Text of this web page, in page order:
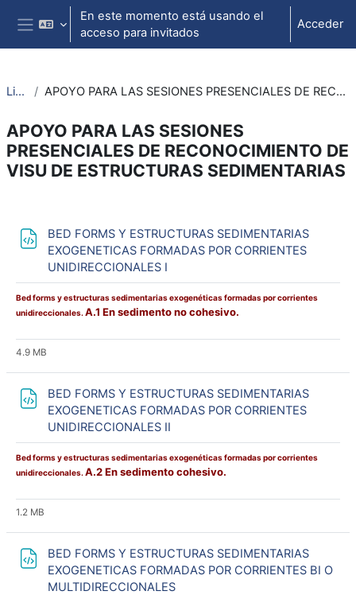
Salta al contenido principal
Panel lateral
En este momento está usando el
acceso para invitados
Acceder
Litoteca APOYO PARA LAS SESIONES PRESENCIALES DE RECONOCIMIENTO DE VISU DE ESTRUCTURAS SEDIMENTARIAS
APOYO PARA LAS SESIONES
PRESENCIALES DE RECONOCIMIENTO DE
VISU DE ESTRUCTURAS SEDIMENTARIAS
BED FORMS Y ESTRUCTURAS SEDIMENTARIAS
EXOGENETICAS FORMADAS POR CORRIENTES
UNIDIRECCIONALES I
Bed forms y estructuras sedimentarias exogenéticas formadas por corrientes
unidireccionales. A.1 En sedimento no cohesivo.
4.9 MB
BED FORMS Y ESTRUCTURAS SEDIMENTARIAS
EXOGENETICAS FORMADAS POR CORRIENTES
UNIDIRECCIONALES II
Bed forms y estructuras sedimentarias exogenéticas formadas por corrientes
unidireccionales. A.2 En sedimento cohesivo.
1.2 MB
BED FORMS Y ESTRUCTURAS SEDIMENTARIAS
EXOGENETICAS FORMADAS POR CORRIENTES BI O
MULTIDIRECCIONALES